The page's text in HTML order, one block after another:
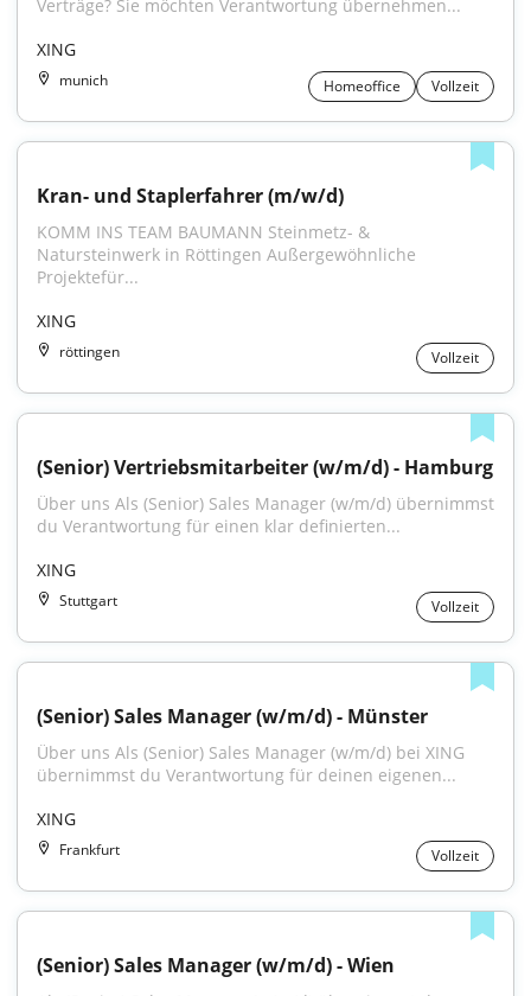
Verträge? Sie möchten Verantwortung übernehmen...
XING
munich Homeoffice Vollzeit
Kran- und Staplerfahrer (m/w/d)
KOMM INS TEAM BAUMANN Steinmetz- &
Natursteinwerk in Röttingen Außergewöhnliche
Projektefür...
XING
röttingen Vollzeit
(Senior) Vertriebsmitarbeiter (w/m/d) - Hamburg
Über uns Als (Senior) Sales Manager (w/m/d) übernimmst
du Verantwortung für einen klar definierten...
XING
Stuttgart Vollzeit
(Senior) Sales Manager (w/m/d) - Münster
Über uns Als (Senior) Sales Manager (w/m/d) bei XING
übernimmst du Verantwortung für deinen eigenen...
XING
Frankfurt Vollzeit
(Senior) Sales Manager (w/m/d) - Wien